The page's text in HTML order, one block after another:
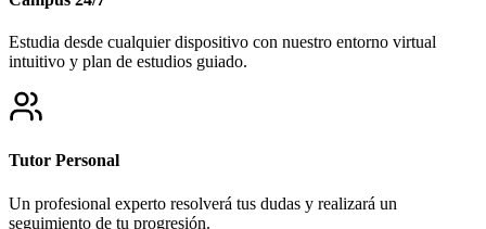
Estudia desde cualquier dispositivo con nuestro entorno virtual
intuitivo y plan de estudios guiado.
Tutor Personal
Un profesional experto resolverá tus dudas y realizará un
seguimiento de tu progresión.